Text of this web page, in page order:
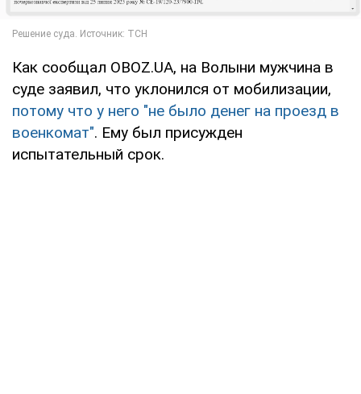
Как сообщал OBOZ.UA, на Волыни мужчина в
суде заявил, что уклонился от мобилизации,
потому что у него "не было денег на проезд в
военкомат". Ему был присужден
испытательный срок.